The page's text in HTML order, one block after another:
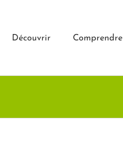
Découvrir Comprendre